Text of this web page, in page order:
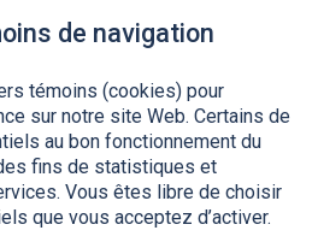
de navigation
témoins (cookies) pour
sur notre site Web. Certains de
au bon fonctionnement du
fins de statistiques et
Vous êtes libre de choisir
que vous acceptez d’activer.
de la Charte de la langue française